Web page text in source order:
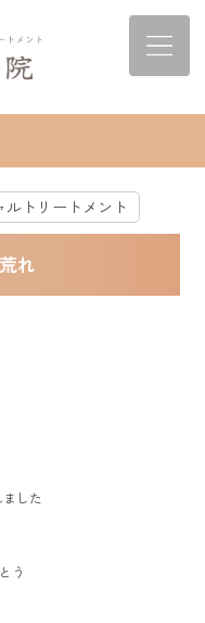
ルトリートメント
れ
した
う